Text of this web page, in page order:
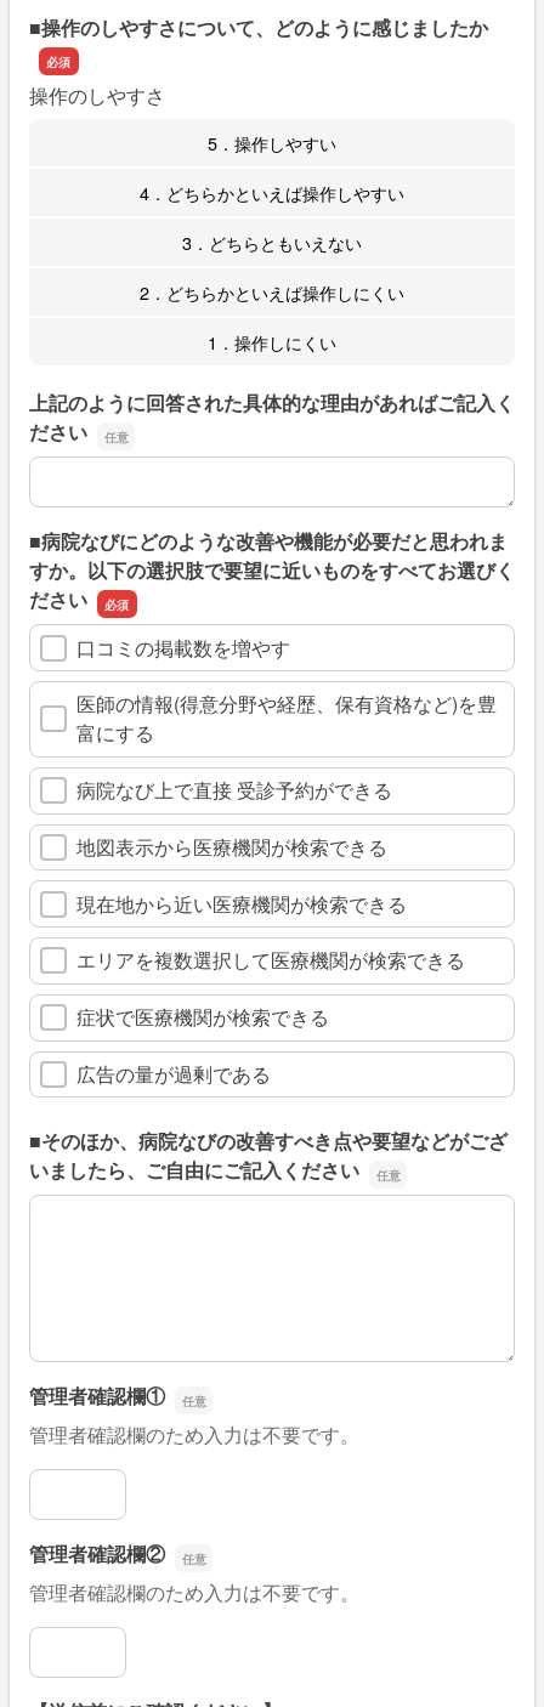
■操作のしやすさについて、どのように感じましたか
操作のしやすさ
5．操作しやすい
4．どちらかといえば操作しやすい
3．どちらともいえない
2．どちらかといえば操作しにくい
1．操作しにくい
上記のように回答された具体的な理由があればご記入く
ださい
上記のように回答された具体的な理由があればご記入くだ
■病院なびにどのような改善や機能が必要だと思われま
すか。以下の選択肢で要望に近いものをすべてお選びく
ださい
口コミの掲載数を増やす
医師の情報(得意分野や経歴、保有資格など)を豊
富にする
病院なび上で直接 受診予約ができる
地図表示から医療機関が検索できる
現在地から近い医療機関が検索できる
エリアを複数選択して医療機関が検索できる
症状で医療機関が検索できる
広告の量が過剰である
■そのほか、病院なびの改善すべき点や要望などがござ
いましたら、ご自由にご記入ください
■そのほか、病院なびの改善すべき点や要望などがござい
管理者確認欄①
管理者確認欄のため入力は不要です。
管理者確認欄①
管理者確認欄②
管理者確認欄のため入力は不要です。
管理者確認欄②